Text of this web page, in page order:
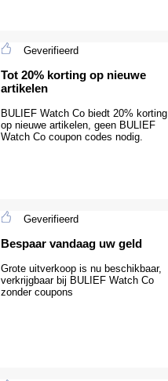
Geverifieerd
Tot 20% korting op nieuwe
artikelen
BULIEF Watch Co biedt 20% korting
op nieuwe artikelen, geen BULIEF
Watch Co coupon codes nodig.
Geverifieerd
Bespaar vandaag uw geld
Grote uitverkoop is nu beschikbaar,
verkrijgbaar bij BULIEF Watch Co
zonder coupons